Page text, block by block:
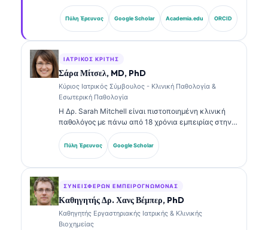
πάνω από 15 χρόνια εμπειρίας στη εργαστηριακή
ιατρική και στην ανάλυση κλινικών δεδομένων με
υποβοήθηση AI. Ως Chief Medical Officer στην
δικτύου. Ο Δρ. Klein έχει δημοσιεύσει εκτενώς
σχετικά με την ερμηνεία βιοδεικτών και τη
εργαστηριακή διάγνωση σε θέματα εργαστηριακής
ιατρικής.
Πύλη Έρευνας Google Scholar Academia.edu ORCID
ΙΑΤΡΙΚΌΣ ΚΡΙΤΉΣ
Σάρα Μίτσελ, MD, PhD
Κύριος Ιατρικός Σύμβουλος - Κλινική Παθολογία &
Εσωτερική Παθολογία
Η Δρ. Sarah Mitchell είναι πιστοποιημένη κλινική
παθολόγος με πάνω από 18 χρόνια εμπειρίας στην
εργαστηριακή ιατρική και στην διαγνωστική
ανάλυση. Διαθέτει εξειδικευμένες πιστοποιήσεις
στην κλινική χημεία και έχει δημοσιεύσει εκτενώς
Πύλη Έρευνας Google Scholar
ΣΥΝΕΙΣΦΈΡΩΝ ΕΜΠΕΙΡΟΓΝΏΜΟΝΑΣ
Καθηγητής Δρ. Χανς Βέμπερ, PhD
Καθηγητής Εργαστηριακής Ιατρικής & Κλινικής
Βιοχημείας